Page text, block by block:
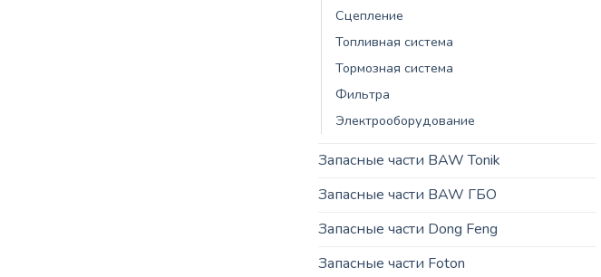
Сцепление
Топливная система
Тормозная система
Фильтра
Электрооборудование
Запасные части BAW Tonik
Запасные части BAW ГБО
Запасные части Dong Feng
Запасные части Foton